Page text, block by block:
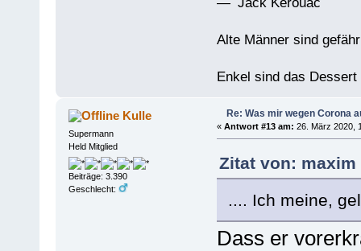
Alte Männer sind
Enkel sind das Dessert
Kulle
Supermann
Held Mitglied
Beiträge: 3.390
Geschlecht:
Re: Was mir wegen Corona
« Antwort #13 am: 26. März 2020,
Zitat von: maxim
.... Ich meine,
Dass er